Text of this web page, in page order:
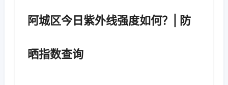
阿城区今日紫外线强度如何？| 防
晒指数查询